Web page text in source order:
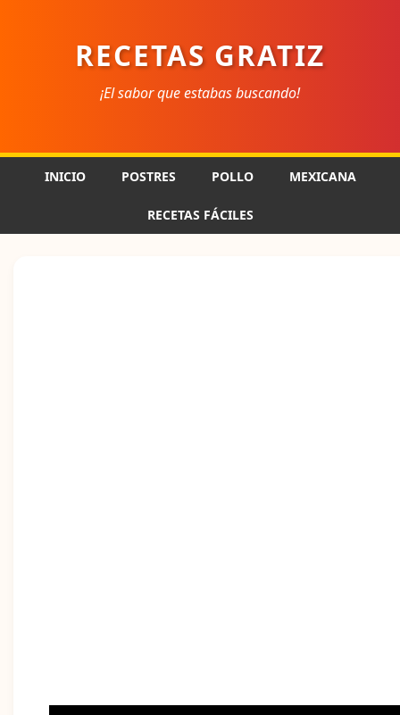
RECETAS GRATIZ
¡El sabor que estabas buscando!
INICIO POSTRES POLLO MEXICANA
RECETAS FÁCILES